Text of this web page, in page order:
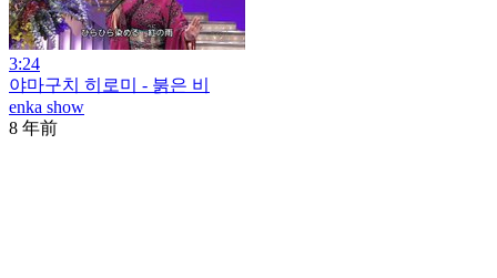
3:24
야마구치 히로미 - 붉은 비
enka show
8 年前